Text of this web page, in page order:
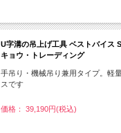
U字溝の吊上げ工具 ベストバイス
キョウ・トレーディング
手吊り・機械吊り兼用タイプ。軽
スです
価格： 39,190円(税込)